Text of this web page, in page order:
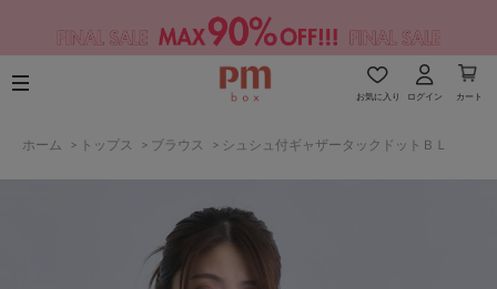
お気に入り ログイン カート
ホーム > トップス > ブラウス > シュシュ付ギャザータックドットＢＬ